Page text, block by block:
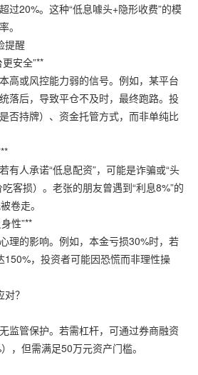
过20%。这种“低息噱头+隐形收费”的模
。
提醒
安全”**
高或风控能力弱的信号。例如，某平台
落后，导致平仓不及时，最终跑路。投
否持牌）、资金托管方式，而非单纯比
有人承诺“低息配资”，可能是诈骗或“头
客损）。老张的朋友曾遇到“利息8%”的
卷走。
性”**
理的影响。例如，本金亏损30%时，若
，投资者可能因恐慌而非理性操
？
监管保护。若需杠杆，可通过券商融资
，但需满足50万元资产门槛。